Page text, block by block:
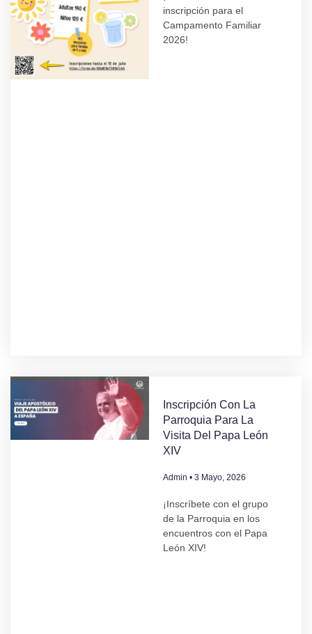
inscripción para el
Campamento Familiar
2026!
Inscripción Con La
Parroquia Para La
Visita Del Papa León
XIV
Admin 3 Mayo, 2026
¡Inscríbete con el grupo
de la Parroquia en los
encuentros con el Papa
León XIV!